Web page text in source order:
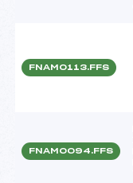
FNAM0113.FFS
FNAM0094.FFS